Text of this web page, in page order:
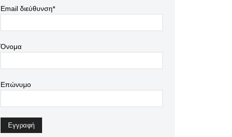
Email διεύθυνση*
Όνομα
Επώνυμο